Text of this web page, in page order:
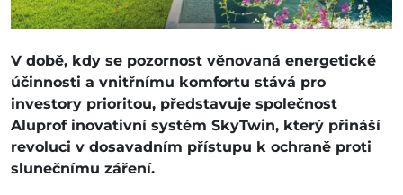
V době, kdy se pozornost věnovaná energetické
účinnosti a vnitřnímu komfortu stává pro
investory prioritou, představuje společnost
Aluprof inovativní systém SkyTwin, který přináší
revoluci v dosavadním přístupu k ochraně proti
slunečnímu záření.